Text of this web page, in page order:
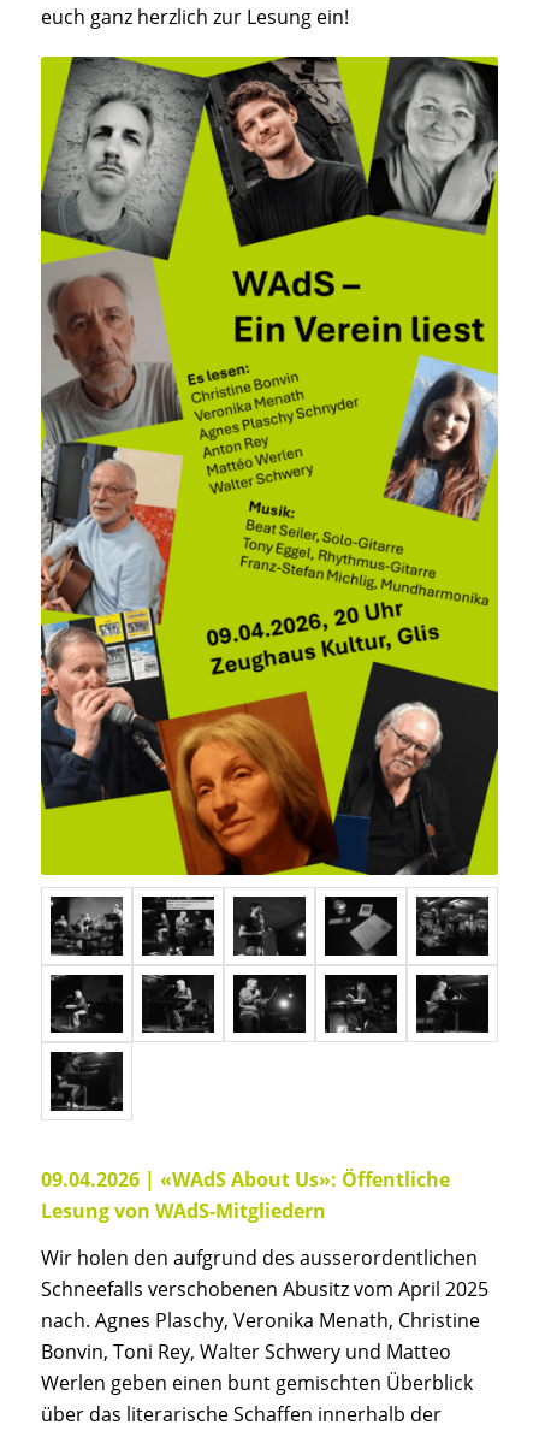
euch ganz herzlich zur Lesung ein!
09.04.2026 | «WAdS About Us»: Öffentliche
Lesung von WAdS-Mitgliedern
Wir holen den aufgrund des ausserordentlichen
Schneefalls verschobenen Abusitz vom April 2025
nach. Agnes Plaschy, Veronika Menath, Christine
Bonvin, Toni Rey, Walter Schwery und Matteo
Werlen geben einen bunt gemischten Überblick
über das literarische Schaffen innerhalb der